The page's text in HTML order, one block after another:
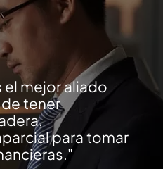
mejor aliado
tener
para tomar